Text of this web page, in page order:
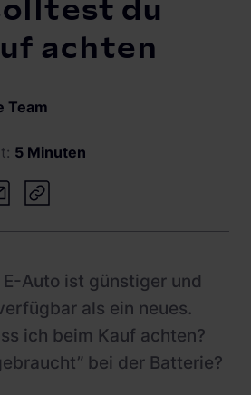
und Installationdu
achten
Team
5 Minuten
Auto ist günstiger und
als ein neues.
ich beim Kauf achten?
bei der Batterie?